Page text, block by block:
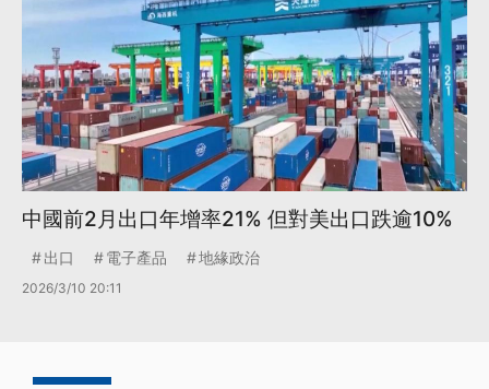
中國前2月出口年增率21% 但對美出口跌逾10%
出口 電子產品 地緣政治
2026/3/10 20:11